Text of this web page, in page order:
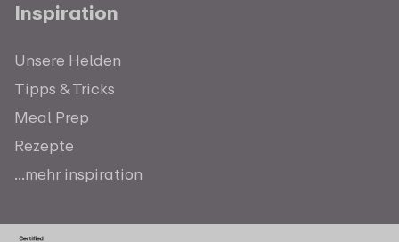
Inspiration
Unsere Helden
Tipps & Tricks
Meal Prep
Rezepte
...mehr inspiration